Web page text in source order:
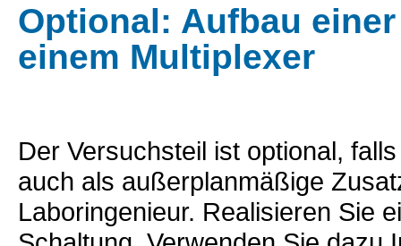
Optional: Aufbau
einem Multiplexer
Der Versuchsteil ist optional,
auch als außerplanmäßige
Laboringenieur. Realisieren Sie